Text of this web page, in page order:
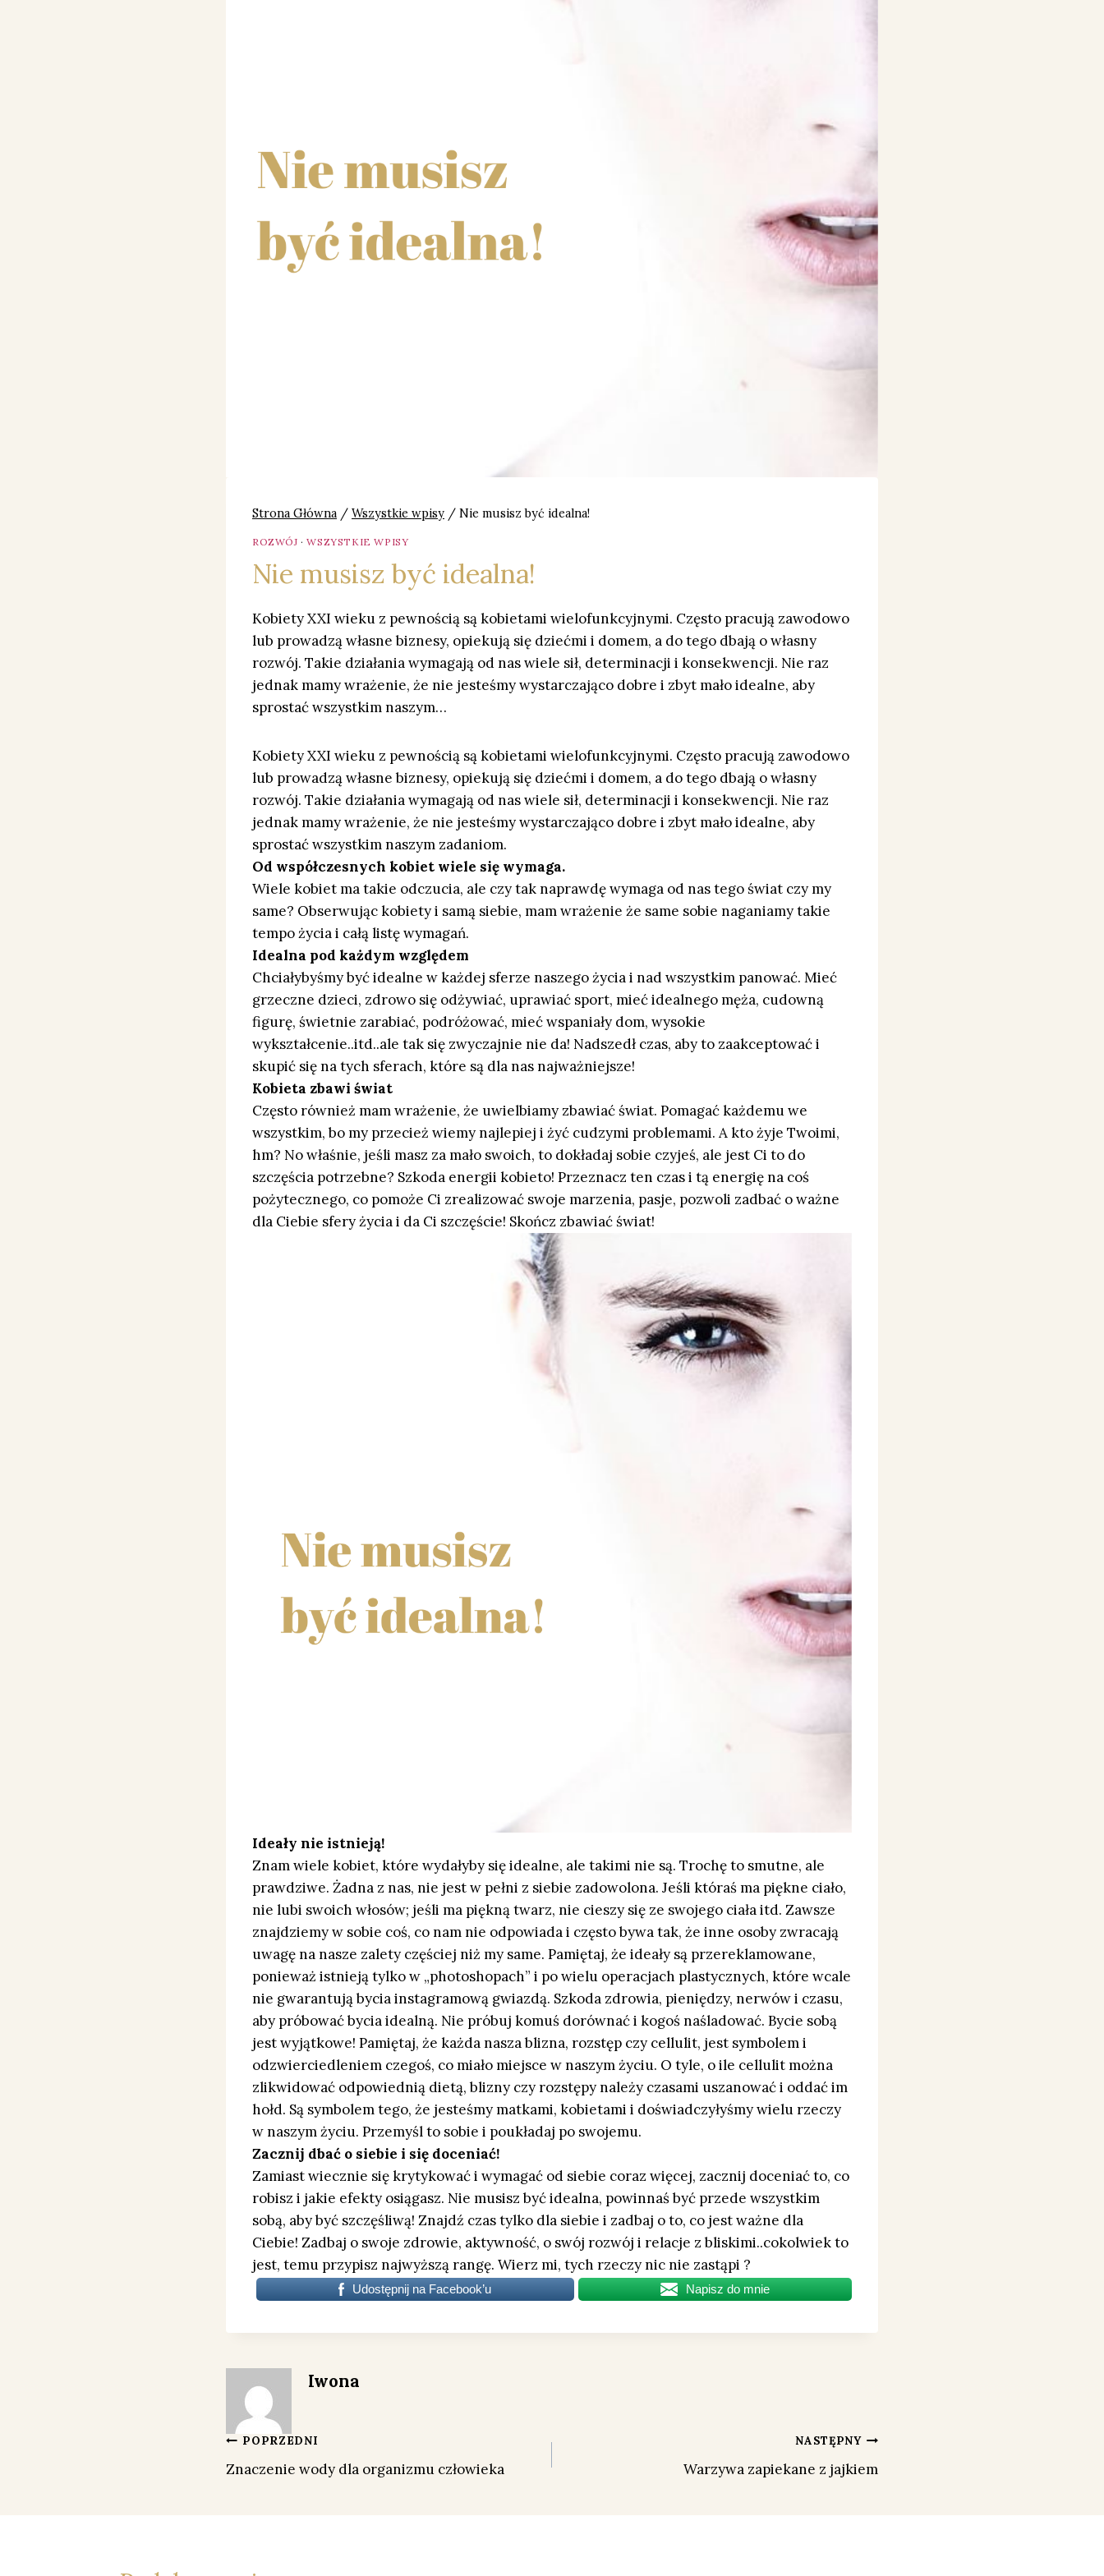
Strona Główna / Wszystkie wpisy / Nie musisz być idealna!
ROZWÓJ ·WSZYSTKIE WPISY
Nie musisz być idealna!
Kobiety XXI wieku z pewnością są kobietami wielofunkcyjnymi. Często pracują zawodowo
lub prowadzą własne biznesy, opiekują się dziećmi i domem, a do tego dbają o własny
rozwój. Takie działania wymagają od nas wiele sił, determinacji i konsekwencji. Nie raz
jednak mamy wrażenie, że nie jesteśmy wystarczająco dobre i zbyt mało idealne, aby
sprostać wszystkim naszym…
Kobiety XXI wieku z pewnością są kobietami wielofunkcyjnymi. Często pracują zawodowo
lub prowadzą własne biznesy, opiekują się dziećmi i domem, a do tego dbają o własny
rozwój. Takie działania wymagają od nas wiele sił, determinacji i konsekwencji. Nie raz
jednak mamy wrażenie, że nie jesteśmy wystarczająco dobre i zbyt mało idealne, aby
sprostać wszystkim naszym zadaniom.
Od współczesnych kobiet wiele się wymaga.
Wiele kobiet ma takie odczucia, ale czy tak naprawdę wymaga od nas tego świat czy my
same? Obserwując kobiety i samą siebie, mam wrażenie że same sobie naganiamy takie
tempo życia i całą listę wymagań.
Idealna pod każdym względem
Chciałybyśmy być idealne w każdej sferze naszego życia i nad wszystkim panować. Mieć
grzeczne dzieci, zdrowo się odżywiać, uprawiać sport, mieć idealnego męża, cudowną
figurę, świetnie zarabiać, podróżować, mieć wspaniały dom, wysokie
wykształcenie..itd..ale tak się zwyczajnie nie da! Nadszedł czas, aby to zaakceptować i
skupić się na tych sferach, które są dla nas najważniejsze!
Kobieta zbawi świat
Często również mam wrażenie, że uwielbiamy zbawiać świat. Pomagać każdemu we
wszystkim, bo my przecież wiemy najlepiej i żyć cudzymi problemami. A kto żyje Twoimi,
hm? No właśnie, jeśli masz za mało swoich, to dokładaj sobie czyjeś, ale jest Ci to do
szczęścia potrzebne? Szkoda energii kobieto! Przeznacz ten czas i tą energię na coś
pożytecznego, co pomoże Ci zrealizować swoje marzenia, pasje, pozwoli zadbać o ważne
dla Ciebie sfery życia i da Ci szczęście! Skończ zbawiać świat!
Ideały nie istnieją!
Znam wiele kobiet, które wydałyby się idealne, ale takimi nie są. Trochę to smutne, ale
prawdziwe. Żadna z nas, nie jest w pełni z siebie zadowolona. Jeśli któraś ma piękne ciało,
nie lubi swoich włosów; jeśli ma piękną twarz, nie cieszy się ze swojego ciała itd. Zawsze
znajdziemy w sobie coś, co nam nie odpowiada i często bywa tak, że inne osoby zwracają
uwagę na nasze zalety częściej niż my same. Pamiętaj, że ideały są przereklamowane,
ponieważ istnieją tylko w „photoshopach” i po wielu operacjach plastycznych, które wcale
nie gwarantują bycia instagramową gwiazdą. Szkoda zdrowia, pieniędzy, nerwów i czasu,
aby próbować bycia idealną. Nie próbuj komuś dorównać i kogoś naśladować. Bycie sobą
jest wyjątkowe! Pamiętaj, że każda nasza blizna, rozstęp czy cellulit, jest symbolem i
odzwierciedleniem czegoś, co miało miejsce w naszym życiu. O tyle, o ile cellulit można
zlikwidować odpowiednią dietą, blizny czy rozstępy należy czasami uszanować i oddać im
hołd. Są symbolem tego, że jesteśmy matkami, kobietami i doświadczyłyśmy wielu rzeczy
w naszym życiu. Przemyśl to sobie i poukładaj po swojemu.
Zacznij dbać o siebie i się doceniać!
Zamiast wiecznie się krytykować i wymagać od siebie coraz więcej, zacznij doceniać to, co
robisz i jakie efekty osiągasz. Nie musisz być idealna, powinnaś być przede wszystkim
sobą, aby być szczęśliwą! Znajdź czas tylko dla siebie i zadbaj o to, co jest ważne dla
Ciebie! Zadbaj o swoje zdrowie, aktywność, o swój rozwój i relacje z bliskimi..cokolwiek to
jest, temu przypisz najwyższą rangę. Wierz mi, tych rzeczy nic nie zastąpi ?
Udostępnij na Facebook’u Napisz do mnie
Iwona
Nawigacja
wpisu
POPRZEDNI
Znaczenie wody dla organizmu człowieka
NASTĘPNY
Warzywa zapiekane z jajkiem